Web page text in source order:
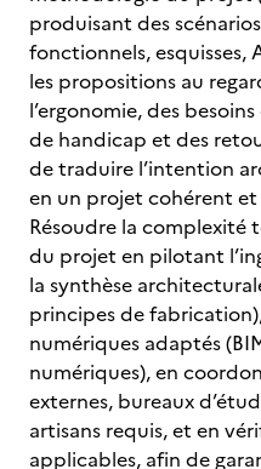
produisant des
fonctionnels, esquisses,
les propositions au
l’ergonomie, des
de handicap et des
de traduire l’intention
en un projet cohérent
Résoudre la
du projet en pilotant
la synthèse
principes de
numériques adaptés
numériques), en
externes, bureaux
artisans requis, et en
applicables, afin de